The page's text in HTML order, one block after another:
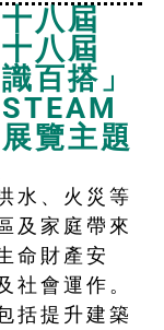
八屆
八屆
識百搭」
覽主題
水、火災等
及家庭帶來
命財產安
社會運作。
括提升建築